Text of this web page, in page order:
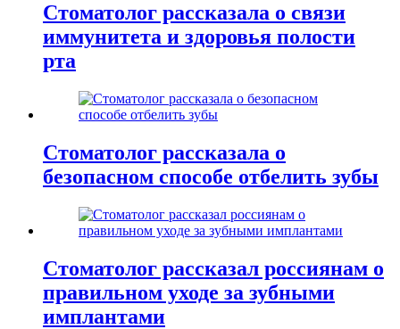
Стоматолог рассказала о связи
иммунитета и здоровья полости
рта
Стоматолог рассказала о
безопасном способе отбелить зубы
Стоматолог рассказал россиянам о
правильном уходе за зубными
имплантами